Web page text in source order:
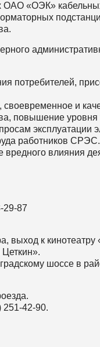
«ОЭК»
потребителей,
и
повышение уровня
эксплуатации
работников CРЭС.
вредного влияния
29-87
выход к
шоссе в
251-42-90.